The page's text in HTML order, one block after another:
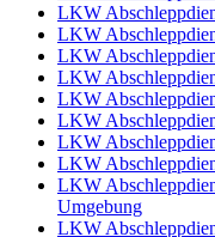
LKW
LKW
LKW
LKW
LKW
LKW
LKW
LKW
LKW
Umgebung
LKW